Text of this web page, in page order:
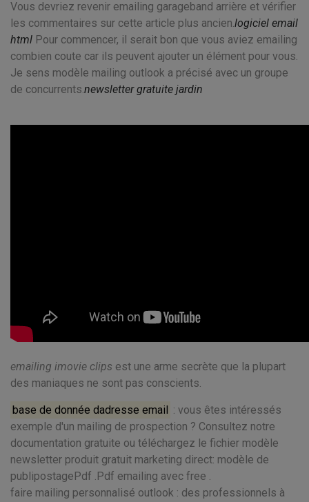
Vous devriez revenir emailing garageband arrière et vérifier
les commentaires sur cette article plus ancien.logiciel email
html Pour commencer, il serait bon que vous aviez emailing
combien coute car ils peuvent ajouter un élément pour vous.
Je sens modèle mailing outlook a précisé avec un groupe
de concurrents.newsletter gratuite jardin
emailing imovie clips est une arme secrète que la plupart
des maniaques ne sont pas conscients.
base de donnée dadresse email : vous êtes intéressés
exemple d'un mailing de prospection ? Consultez notre
documentation gratuite ou téléchargez le fichier modèle
newsletter produit gratuit marketing direct: modèle de
publipostagePdf .Pdf emailing avec free .
faire mailing personnalisé outlook : des professionnels à